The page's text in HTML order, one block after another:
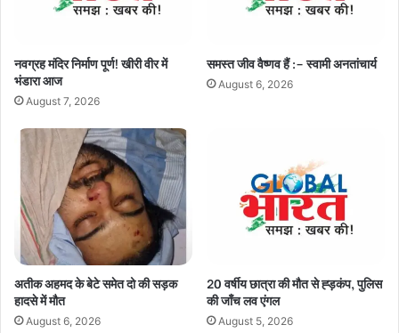
नवग्रह मंदिर निर्माण पूर्ण! खीरी वीर में
भंडारा आज
August 7, 2026
समस्त जीव वैष्णव हैं :– स्वामी अनतांचार्य
August 6, 2026
अतीक अहमद के बेटे समेत दो की सड़क
हादसे में मौत
August 6, 2026
20 वर्षीय छात्रा की मौत से ह्ड़कंप, पुलिस
की जाँच लव एंगल
August 5, 2026